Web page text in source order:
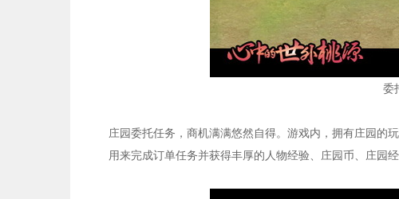
委
庄园委托任务，商机满满悠然自得。游戏内，拥有庄园的
用来完成订单任务并获得丰厚的人物经验、庄园币、庄园